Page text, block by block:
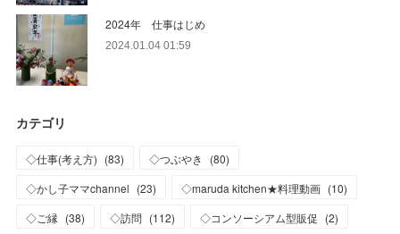
2024年 仕事はじめ
2024.01.04 01:59
カテゴリ
◇仕事(考え方) (83) ◇つぶやき (80)
◇かし子ママchannel (23) ◇maruda kitchen★料理動画 (10)
◇ご縁 (38) ◇訪問 (112) ◇コンソーシアム型販促 (2)